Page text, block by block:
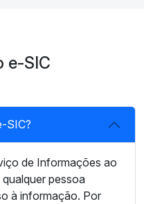
e-SIC
SIC?
de Informações ao
pessoa
à informação. Por